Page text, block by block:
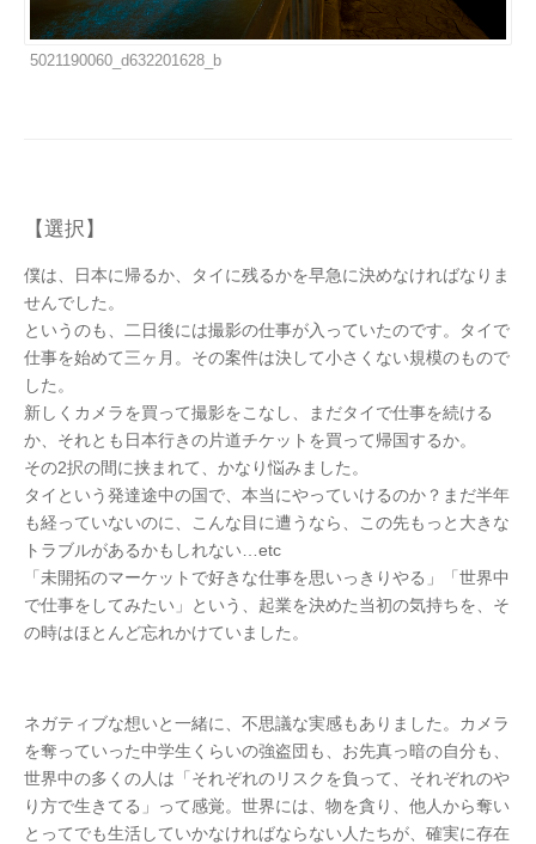
5021190060_d632201628_b
【選択】
僕は、日本に帰るか、タイに残るかを早急に決めなければなりま
せんでした。
というのも、二日後には撮影の仕事が入っていたのです。タイで
仕事を始めて三ヶ月。その案件は決して小さくない規模のもので
した。
新しくカメラを買って撮影をこなし、まだタイで仕事を続ける
か、それとも日本行きの片道チケットを買って帰国するか。
その2択の間に挟まれて、かなり悩みました。
タイという発達途中の国で、本当にやっていけるのか？まだ半年
も経っていないのに、こんな目に遭うなら、この先もっと大きな
トラブルがあるかもしれない…etc
「未開拓のマーケットで好きな仕事を思いっきりやる」「世界中
で仕事をしてみたい」という、起業を決めた当初の気持ちを、そ
の時はほとんど忘れかけていました。
ネガティブな想いと一緒に、不思議な実感もありました。カメラ
を奪っていった中学生くらいの強盗団も、お先真っ暗の自分も、
世界中の多くの人は「それぞれのリスクを負って、それぞれのや
り方で生きてる」って感覚。世界には、物を貪り、他人から奪い
とってでも生活していかなければならない人たちが、確実に存在